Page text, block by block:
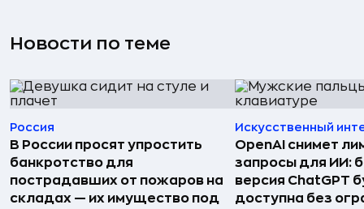
Новости по теме
Россия
В России просят упростить
банкротство для
пострадавших от пожаров на
складах — их имущество под
Искусственный
OpenAI снимет
запросы для ИИ:
версия ChatGPT
доступна без